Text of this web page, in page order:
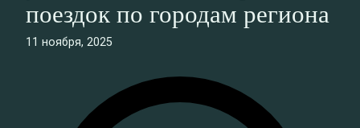
поездок по городам региона
11 ноября, 2025